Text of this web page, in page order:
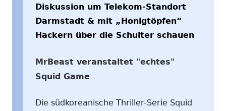
Diskussion um Telekom-Standort
Darmstadt & mit „Honigtöpfen“
Hackern über die Schulter schauen
MrBeast veranstaltet "echtes"
Squid Game
Die südkoreanische Thriller-Serie Squid